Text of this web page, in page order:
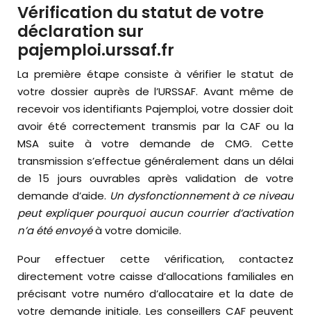
Vérification du statut de votre
déclaration sur
pajemploi.urssaf.fr
La première étape consiste à vérifier le statut de
votre dossier auprès de l’URSSAF. Avant même de
recevoir vos identifiants Pajemploi, votre dossier doit
avoir été correctement transmis par la CAF ou la
MSA suite à votre demande de CMG. Cette
transmission s’effectue généralement dans un délai
de 15 jours ouvrables après validation de votre
demande d’aide. Un dysfonctionnement à ce niveau
peut expliquer pourquoi aucun courrier d’activation
n’a été envoyéà votre domicile.
Pour effectuer cette vérification, contactez
directement votre caisse d’allocations familiales en
précisant votre numéro d’allocataire et la date de
votre demande initiale. Les conseillers CAF peuvent